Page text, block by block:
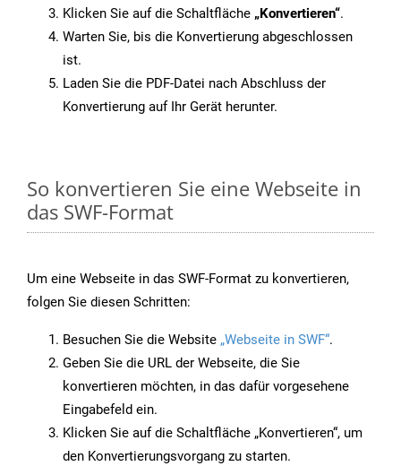
Klicken Sie auf die Schaltfläche „Konvertieren“.
Warten Sie, bis die Konvertierung abgeschlossen
ist.
Laden Sie die PDF-Datei nach Abschluss der
Konvertierung auf Ihr Gerät herunter.
So konvertieren Sie eine Webseite in
das SWF-Format
Um eine Webseite in das SWF-Format zu konvertieren,
folgen Sie diesen Schritten:
Besuchen Sie die Website „Webseite in SWF“.
Geben Sie die URL der Webseite, die Sie
konvertieren möchten, in das dafür vorgesehene
Eingabefeld ein.
Klicken Sie auf die Schaltfläche „Konvertieren“, um
den Konvertierungsvorgang zu starten.